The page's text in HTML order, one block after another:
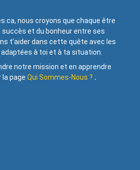
nous croyons que chaque être
succès et du bonheur entre ses
t’aider dans cette quête avec les
à toi et à ta situation.
notre mission et en apprendre
la page Qui Sommes-Nous ? .